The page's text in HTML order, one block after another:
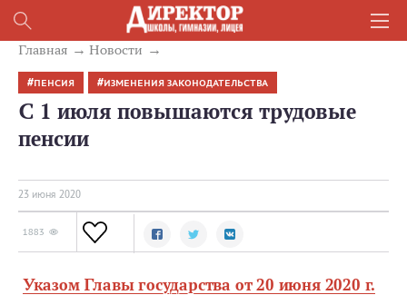
Главная Новости
ПЕНСИЯ ИЗМЕНЕНИЯ ЗАКОНОДАТЕЛЬСТВА
С 1 июля повышаются трудовые
пенсии
23 июня 2020
1883
Указом Главы государства от 20 июня 2020 г.